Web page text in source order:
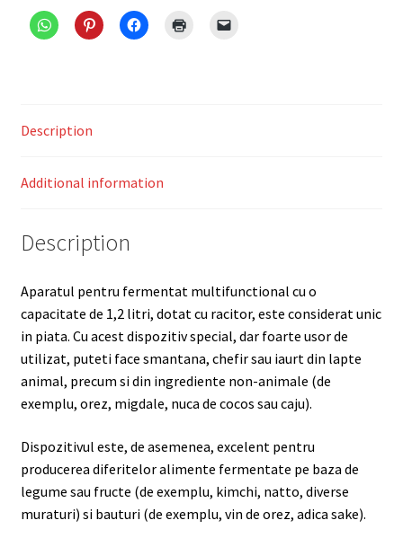
litri
quantity
Description
Additional information
Description
Aparatul pentru fermentat multifunctional cu o
capacitate de 1,2 litri, dotat cu racitor, este considerat unic
in piata. Cu acest dispozitiv special, dar foarte usor de
utilizat, puteti face smantana, chefir sau iaurt din lapte
animal, precum si din ingrediente non-animale (de
exemplu, orez, migdale, nuca de cocos sau caju).
Dispozitivul este, de asemenea, excelent pentru
producerea diferitelor alimente fermentate pe baza de
legume sau fructe (de exemplu, kimchi, natto, diverse
muraturi) si bauturi (de exemplu, vin de orez, adica sake).